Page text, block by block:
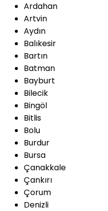
Ardahan
Artvin
Aydın
Balıkesir
Bartın
Batman
Bayburt
Bilecik
Bingöl
Bitlis
Bolu
Burdur
Bursa
Çanakkale
Çankırı
Çorum
Denizli